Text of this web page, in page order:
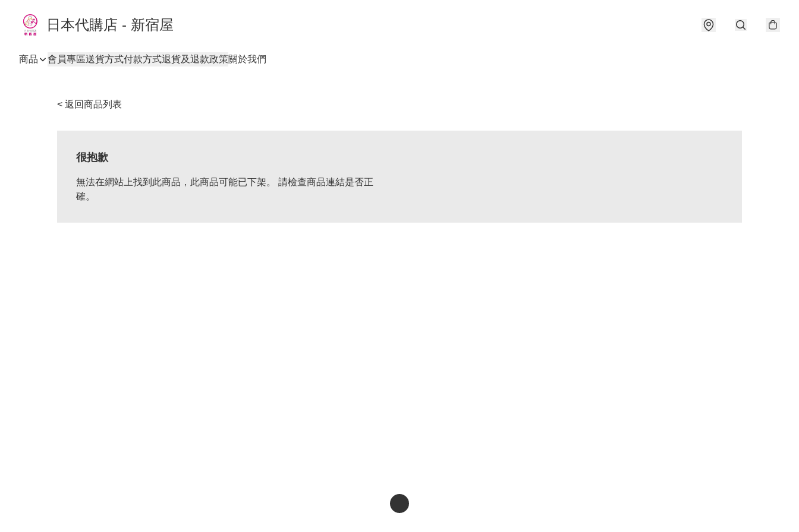
日本代購店 - 新宿屋
商品 會員專區送貨方式付款方式退貨及退款政策關於我們
< 返回商品列表
很抱歉
無法在網站上找到此商品，此商品可能已下架。 請檢查商品連結是否正
確。